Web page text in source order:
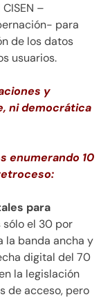
–
para
de los datos
usuarios.
y
ni democrática
enumerando 10
para
sólo el 30 por
la banda ancha y
digital del 70
la legislación
de acceso, pero